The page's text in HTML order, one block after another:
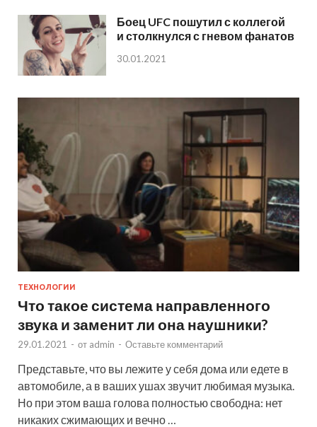
Боец UFC пошутил с коллегой
и столкнулся с гневом фанатов
30.01.2021
ТЕХНОЛОГИИ
Что такое система направленного
звука и заменит ли она наушники?
29.01.2021 - от admin - Оставьте комментарий
Представьте, что вы лежите у себя дома или едете в
автомобиле, а в ваших ушах звучит любимая музыка.
Но при этом ваша голова полностью свободна: нет
никаких сжимающих и вечно …